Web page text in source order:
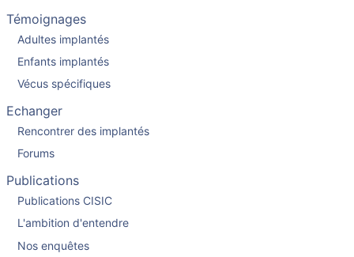
Témoignages
Adultes implantés
Enfants implantés
Vécus spécifiques
Echanger
Rencontrer des implantés
Forums
Publications
Publications CISIC
L'ambition d'entendre
Nos enquêtes